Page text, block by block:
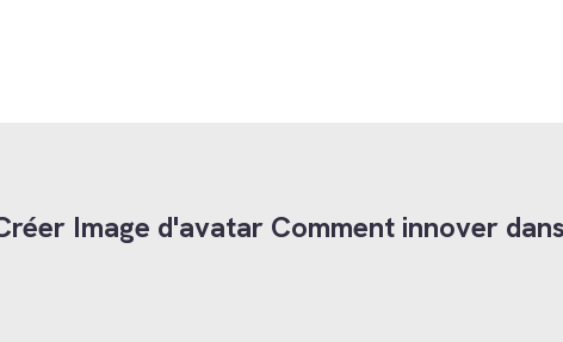
Image d'avatar Comment innover